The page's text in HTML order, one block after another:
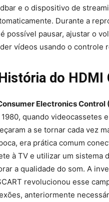
e o dispositivo de
Durante a
possível pausar, ajustar o
vídeos usando o controle
do HDMI
Electronics Control
quando videocassetes
a se tornar cada vez
era prática comum
à TV e utilizar um sistema
a qualidade do som. A
revolucionou esse
anteriormente